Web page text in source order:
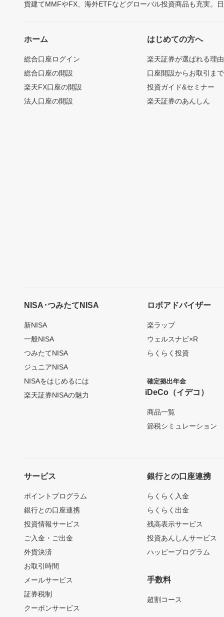
貨建てMMFやFX、海外ETFなどグローバル投資商品も充実。
ホーム
総合口座ログイン
総合口座の開設
楽天FX口座の開設
法人口座の開設
はじめての方へ
楽天証券が選ばれる理由
口座開設からお取引ま
投資ガイド&セミナー
楽天証券のあんしん
NISA･つみたてNISA
新NISA
一般NISA
つみたてNISA
ジュニアNISA
NISAをはじめるには
楽天証券NISAの魅力
ロボアドバイザー
楽ラップ
ウェルスナビ×R
らくらく投資
確定拠出年金
iDeCo（イデコ）
商品一覧
節税シミュレーション
サービス
ポイントプログラム
銀行との口座連携
投資情報サービス
ご入金・ご出金
外貨決済
お取引時間
メールサービス
証券税制
クーポンサービス
銀行との口座連携
らくらく入金
らくらく出金
残高表示サービス
投資あんしんサービス
ハッピープログラム
手数料
超割コース